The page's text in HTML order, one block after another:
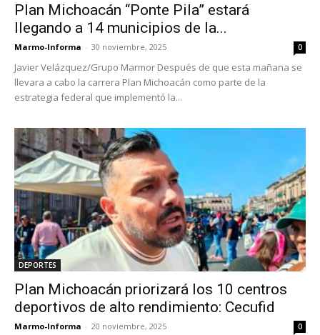
Plan Michoacán “Ponte Pila” estará
llegando a 14 municipios de la...
Marmo-Informa - 30 noviembre, 2025 0
Javier Velázquez/Grupo Marmor Después de que esta mañana se
llevara a cabo la carrera Plan Michoacán como parte de la
estrategia federal que implementó la...
DEPORTES
Plan Michoacán priorizará los 10 centros
deportivos de alto rendimiento: Cecufid
Marmo-Informa - 20 noviembre, 2025 0